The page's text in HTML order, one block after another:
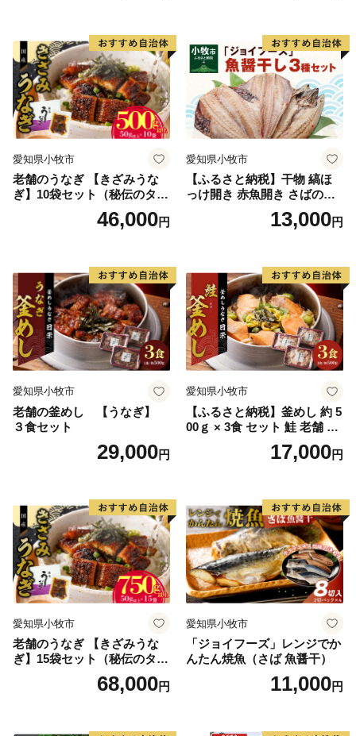
の郵送を希望される場合は、お手数ですが「受領証明書
（はがき）」が届き次第、記載されている案内窓口まで
お申し付けください。
愛知県小牧市
老舗のうなぎ 【きざみうな
ぎ】10袋セット（秘伝のタレ
46,000円
愛知県小牧市
【ふるさと納税】干物 縞ほ
っけ開き 赤魚開き さばの開
き 魚醤干し 3種 セット 詰め
合わせ 魚 おかず 肉厚 おいし
取り寄せグルメ 魚醤 ナンプ
ラー 愛知県 小牧市 冷凍 送料
無料
13,000円
愛知県小牧市
老舗の釜めし 【うなぎ】
３食セット
29,000円
愛知県小牧市
【ふるさと納税】釜めし 約 5
00ｇ × 3食 セット 鮭 老舗 急
速冷凍 レンチン 時短 簡単調
理 食品 加工品 海鮮 手作り
り寄せグルメ 愛知県 小牧市
送料無料
17,000円
愛知県小牧市
老舗のうなぎ 【きざみうな
ぎ】15袋セット（秘伝のタレ
68,000円
愛知県小牧市
「ジョイフーズ」レンジでか
んたん焼魚（さば 魚醤干）
11,000円